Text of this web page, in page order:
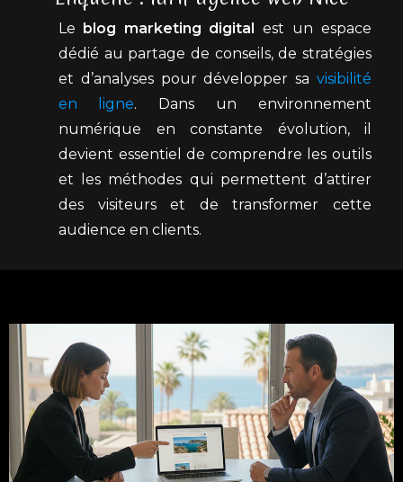
Le blog marketing digital est un espace
dédié au partage de conseils, de stratégies
et d’analyses pour développer sa visibilité
en ligne. Dans un environnement
numérique en constante évolution, il
devient essentiel de comprendre les outils
et les méthodes qui permettent d’attirer
des visiteurs et de transformer cette
audience en clients.